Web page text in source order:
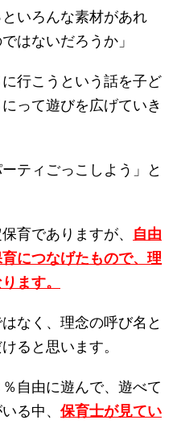
いろんな素材があれ
はないだろうか」
行こうという話を子ど
って遊びを広げていき
ティごっこしよう」と
育でありますが、 自由
につなげたもので、理
ます。
なく、理念の呼び名と
ると思います。
自由に遊んで、遊べて
る中、 保育士が見てい